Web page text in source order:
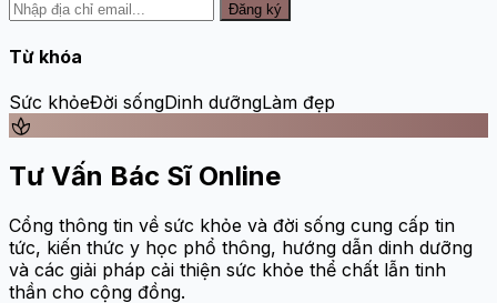
Đăng ký
Từ khóa
Sức khỏeĐời sốngDinh dưỡngLàm đẹp
spa
Tư Vấn Bác Sĩ Online
Cổng thông tin về sức khỏe và đời sống cung cấp tin
tức, kiến thức y học phổ thông, hướng dẫn dinh dưỡng
và các giải pháp cải thiện sức khỏe thể chất lẫn tinh
thần cho cộng đồng.